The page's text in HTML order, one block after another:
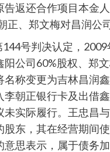
返还合作项目本金
正、郑文梅对昌润公
号判决认定，
公司60%股权、郑
称变更为吉林昌润
朝正银行卡及出借
实际履行。王忠昌
东，其在经营期间
思表示，属于债务